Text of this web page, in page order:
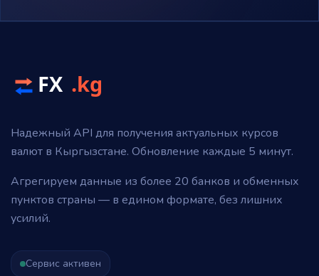
Надежный API для получения актуальных курсов
валют в Кыргызстане. Обновление каждые 5 минут.
Агрегируем данные из более 20 банков и обменных
пунктов страны — в едином формате, без лишних
усилий.
Сервис активен